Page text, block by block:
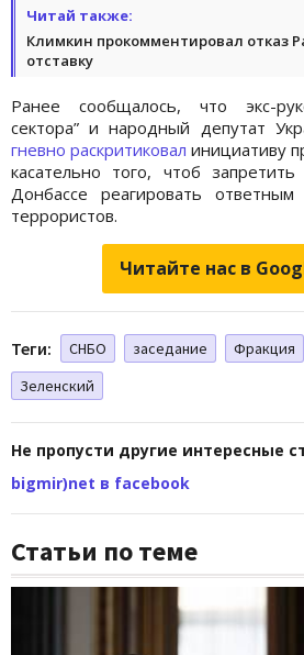
Читай также:
Климкин прокомментировал отказ
отставку
Ранее сообщалось, что экс-
сектора” и народный депутат
гневно раскритиковал инициативу
касательно того, чтоб
Донбассе реагировать
террористов.
Читайте нас в
Теги: СНБО заседание Фракция
Зеленский
Не пропусти другие интересные
bigmir)net в facebook
Статьи по теме